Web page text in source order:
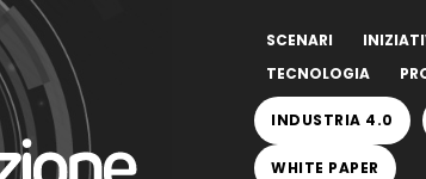
SCENARI
TECNOLOGIA
INDUSTRIA 4.0
WHITE PAPER